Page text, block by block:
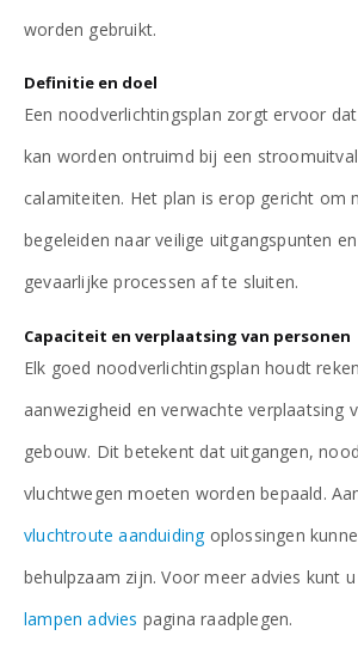
worden gebruikt.
Definitie en doel
Een noodverlichtingsplan zorgt ervoor
kan worden ontruimd bij een
calamiteiten. Het plan is erop gericht om
begeleiden naar veilige uitgangspunten
gevaarlijke processen af te sluiten.
Capaciteit en verplaatsing van personen
Elk goed noodverlichtingsplan houdt
aanwezigheid en verwachte verplaatsing
gebouw. Dit betekent dat uitgangen,
vluchtwegen moeten worden bepaald.
vluchtroute aanduidingoplossingen
behulpzaam zijn. Voor meer advies kunt
lampen advies pagina raadplegen.